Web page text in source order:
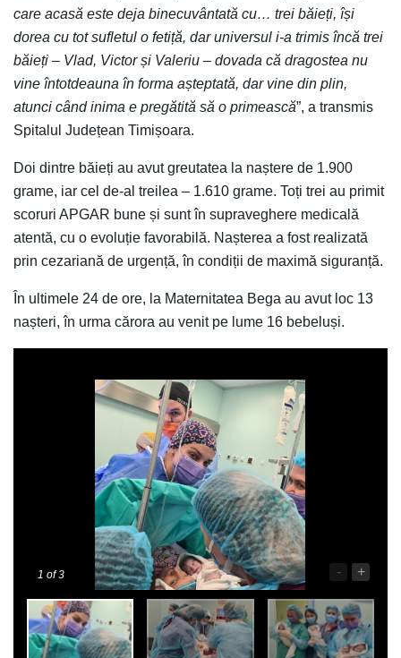
care acasă este deja binecuvântată cu… trei băieți, își
dorea cu tot sufletul o fetiță, dar universul i-a trimis încă trei
băieți – Vlad, Victor și Valeriu – dovada că dragostea nu
vine întotdeauna în forma așteptată, dar vine din plin,
atunci când inima e pregătită să o primească”, a transmis
Spitalul Județean Timișoara.
Doi dintre băieți au avut greutatea la naștere de 1.900
grame, iar cel de-al treilea – 1.610 grame. Toți trei au primit
scoruri APGAR bune și sunt în supraveghere medicală
atentă, cu o evoluție favorabilă. Nașterea a fost realizată
prin cezariană de urgență, în condiții de maximă siguranță.
În ultimele 24 de ore, la Maternitatea Bega au avut loc 13
nașteri, în urma cărora au venit pe lume 16 bebeluși.
1 of 3 - +